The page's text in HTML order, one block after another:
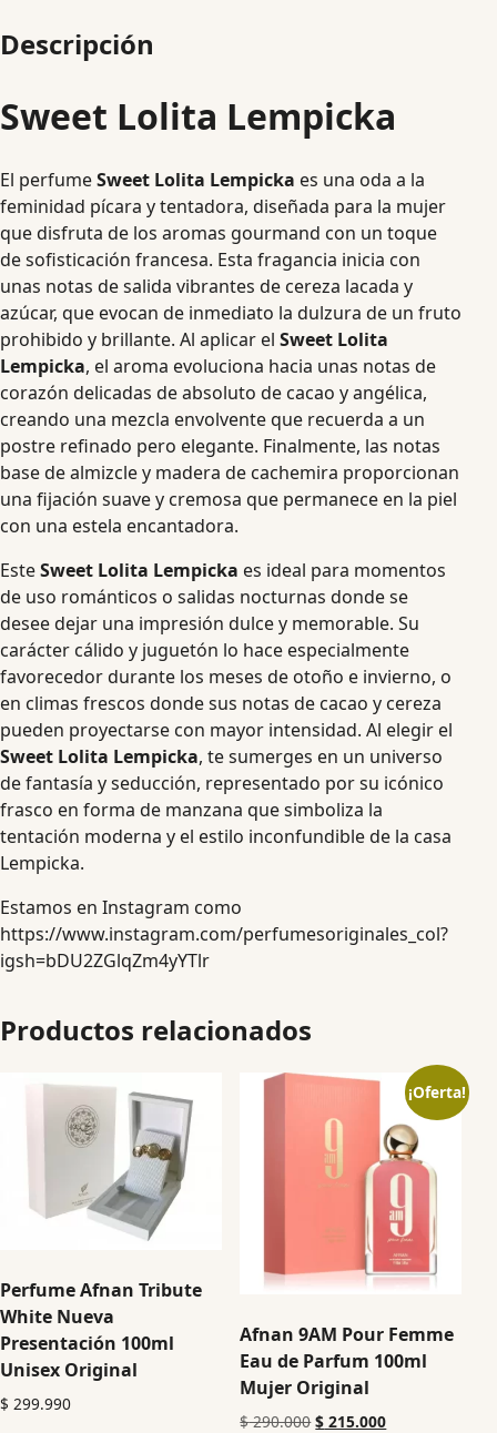
Descripción
Sweet Lolita Lempicka
El perfumeSweet Lolita Lempicka es una oda a la
feminidad pícara y tentadora, diseñada para la mujer
que disfruta de los aromas gourmand con un toque
de sofisticación francesa. Esta fragancia inicia con
unas notas de salida vibrantes de cereza lacada y
azúcar, que evocan de inmediato la dulzura de un fruto
prohibido y brillante. Al aplicar el Sweet Lolita
Lempicka, el aroma evoluciona hacia unas notas de
corazón delicadas de absoluto de cacao y angélica,
creando una mezcla envolvente que recuerda a un
postre refinado pero elegante. Finalmente, las notas
base de almizcle y madera de cachemira proporcionan
una fijación suave y cremosa que permanece en la piel
con una estela encantadora.
EsteSweet Lolita Lempicka es ideal para momentos
de uso románticos o salidas nocturnas donde se
desee dejar una impresión dulce y memorable. Su
carácter cálido y juguetón lo hace especialmente
favorecedor durante los meses de otoño e invierno, o
en climas frescos donde sus notas de cacao y cereza
pueden proyectarse con mayor intensidad. Al elegir el
Sweet Lolita Lempicka, te sumerges en un universo
de fantasía y seducción, representado por su icónico
frasco en forma de manzana que simboliza la
tentación moderna y el estilo inconfundible de la casa
Lempicka.
Estamos en Instagram como
https://www.instagram.com/perfumesoriginales_col?
igsh=bDU2ZGlqZm4yYTlr
Productos relacionados
Perfume Afnan Tribute
White Nueva
Presentación 100ml
Unisex Original
$ 299.990
¡Oferta!
Afnan 9AM Pour Femme
Eau de Parfum 100ml
Mujer Original
$290.000 $ 215.000